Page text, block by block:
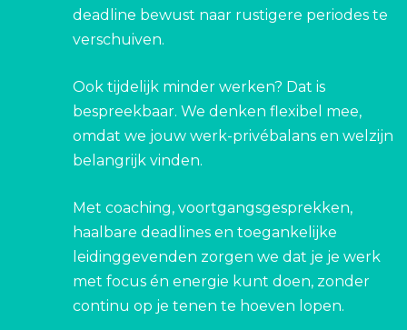
deadline bewust naar rustigere periodes te
verschuiven.
Ook tijdelijk minder werken? Dat is
bespreekbaar. We denken flexibel mee,
omdat we jouw werk-privébalans en welzijn
belangrijk vinden.
Met coaching, voortgangsgesprekken,
haalbare deadlines en toegankelijke
leidinggevenden zorgen we dat je je werk
met focus én energie kunt doen, zonder
continu op je tenen te hoeven lopen.